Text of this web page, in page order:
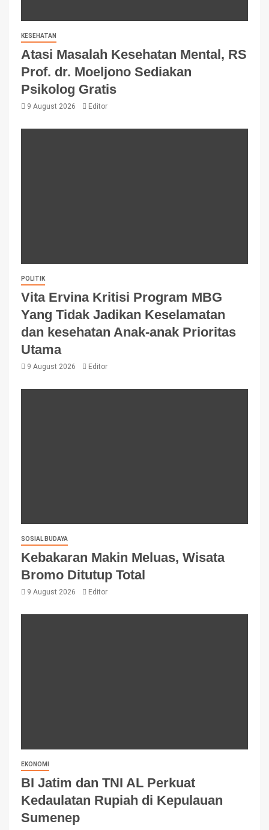
KESEHATAN
Atasi Masalah Kesehatan Mental, RS
Prof. dr. Moeljono Sediakan
Psikolog Gratis
9 August 2026 Editor
POLITIK
Vita Ervina Kritisi Program MBG
Yang Tidak Jadikan Keselamatan
dan kesehatan Anak-anak Prioritas
Utama
9 August 2026 Editor
SOSIAL BUDAYA
Kebakaran Makin Meluas, Wisata
Bromo Ditutup Total
9 August 2026 Editor
EKONOMI
BI Jatim dan TNI AL Perkuat
Kedaulatan Rupiah di Kepulauan
Sumenep